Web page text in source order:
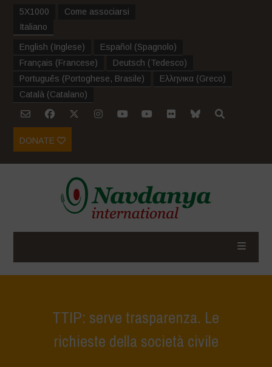
5X1000
Come associarsi
Italiano
English (Inglese) Español (Spagnolo)
Français (Francese) Deutsch (Tedesco)
Português (Portoghese, Brasile) Ελληνικα (Greco)
Català (Catalano)
DONATE
TTIP: serve trasparenza. Le
richieste della società civile